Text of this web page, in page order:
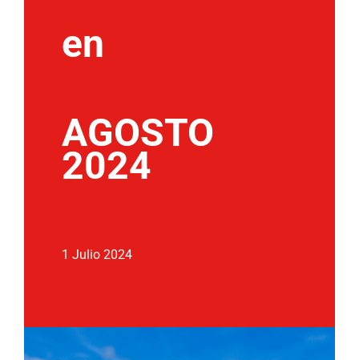
en
AGOSTO
2024
1 Julio 2024